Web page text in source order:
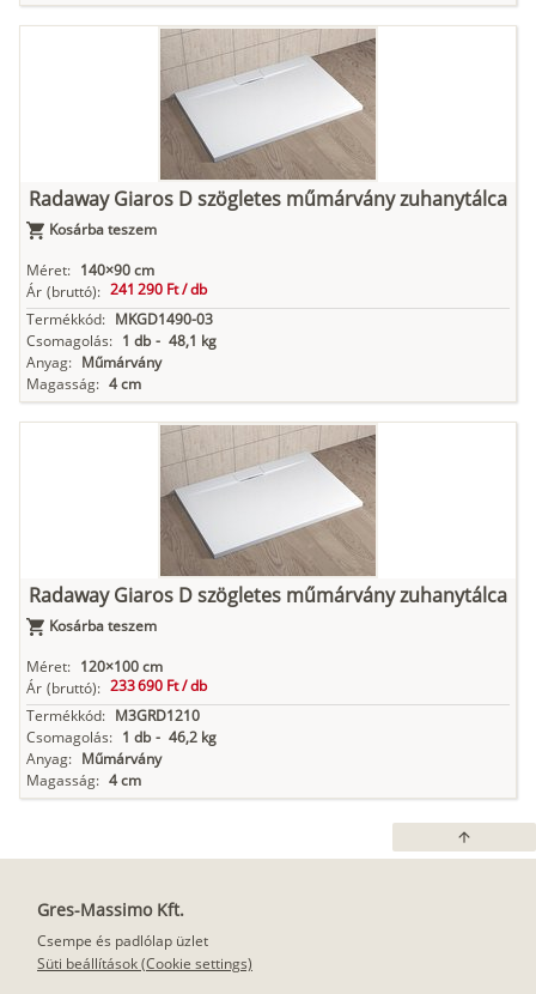
Radaway Giaros D szögletes műmárvány zuhanytálca
Kosárba teszem
Méret: 140×90 cm
Ár (bruttó): 241 290 Ft /db
Termékkód: MKGD1490-03
Csomagolás: 1 db - 48,1 kg
Anyag: Műmárvány
Magasság: 4 cm
Radaway Giaros D szögletes műmárvány zuhanytálca
Kosárba teszem
Méret: 120×100 cm
Ár (bruttó): 233 690 Ft /db
Termékkód: M3GRD1210
Csomagolás: 1 db - 46,2 kg
Anyag: Műmárvány
Magasság: 4 cm
arrow_upward
Gres-Massimo Kft.
Csempe és padlólap üzlet
Süti beállítások (Cookie settings)